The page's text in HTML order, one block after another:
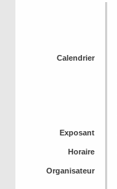
Calendrier
Exposant
Horaire
Organisateur